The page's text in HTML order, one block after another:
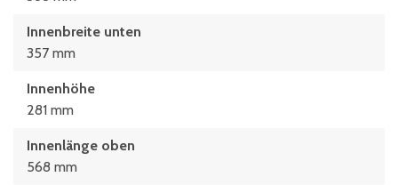
Innenbreite unten
357 mm
Innenhöhe
281 mm
Innenlänge oben
568 mm